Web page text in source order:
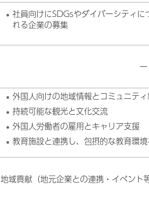
社員向けにSDGsやダイバーシティ
れる企業の募集
ー
外国人向けの地域情報とコミュニテ
持続可能な観光と文化交流
外国人労働者の雇用とキャリア支援
教育施設と連携し、包摂的な教育環
地域貢献（地元企業との連携・イベント